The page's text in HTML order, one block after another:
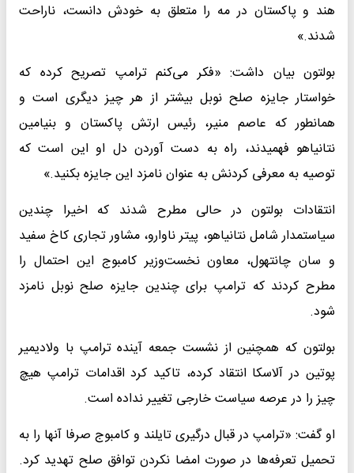
هند و پاکستان در مه را متعلق به خودش دانست، ناراحت
شدند.»
بولتون بیان داشت: «فکر می‌کنم ترامپ تصریح کرده که
خواستار جایزه صلح نوبل بیشتر از هر چیز دیگری است و
همانطور که عاصم منیر، رئیس ارتش پاکستان و بنیامین
نتانیاهو فهمیدند، راه به دست آوردن دل او این است که
توصیه به معرفی کردنش به عنوان نامزد این جایزه بکنید.»
انتقادات بولتون در حالی مطرح شدند که اخیرا چندین
سیاستمدار شامل نتانیاهو، پیتر ناوارو، مشاور تجاری کاخ سفید
و سان چانتهول، معاون نخست‌وزیر کامبوج این احتمال را
مطرح کردند که ترامپ برای چندین جایزه صلح نوبل نامزد
شود.
بولتون که همچنین از نشست جمعه آینده ترامپ با ولادیمیر
پوتین در آلاسکا انتقاد کرده، تاکید کرد اقدامات ترامپ هیچ
چیز را در عرصه سیاست خارجی تغییر نداده است.
او گفت: «ترامپ در قبال درگیری تایلند و کامبوج صرفا آنها را به
تحمیل تعرفه‌ها در صورت امضا نکردن توافق صلح تهدید کرد.